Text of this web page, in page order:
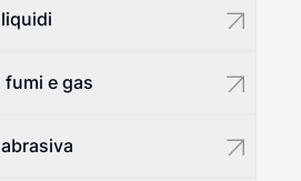
e gas